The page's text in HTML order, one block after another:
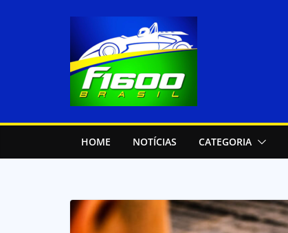
HOME NOTÍCIAS CATEGORIA